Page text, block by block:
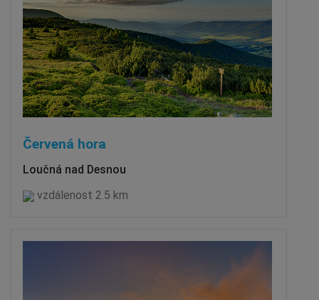
Červená hora
Loučná nad Desnou
vzdálenost 2.5 km